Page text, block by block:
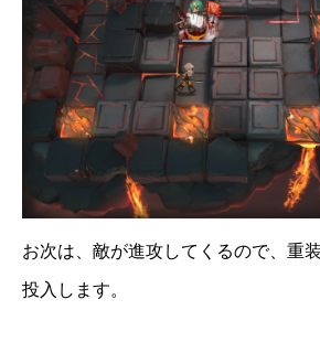
お次は、敵が進攻してくるので、重
投入します。